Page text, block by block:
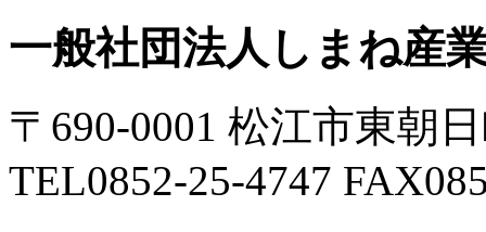
一般社団法人しまね産
〒690-0001 松江市東朝
TEL0852-25-4747